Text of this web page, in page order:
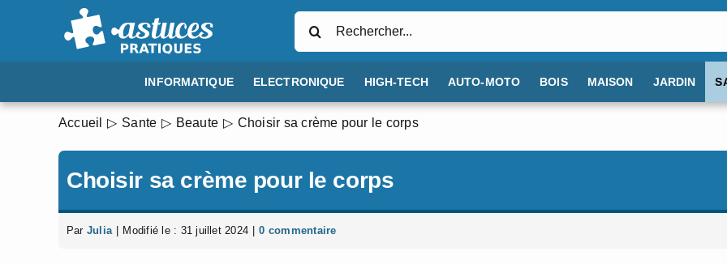
INFORMATIQUE ELECTRONIQUE HIGH-TECH AUTO-MOTO BOIS MAISON JARDIN
Accueil Sante Beaute Choisir sa crème pour le corps
Choisir sa crème pour le corps
Par Julia Modifié le : 31 juillet 2024 0 commentaire